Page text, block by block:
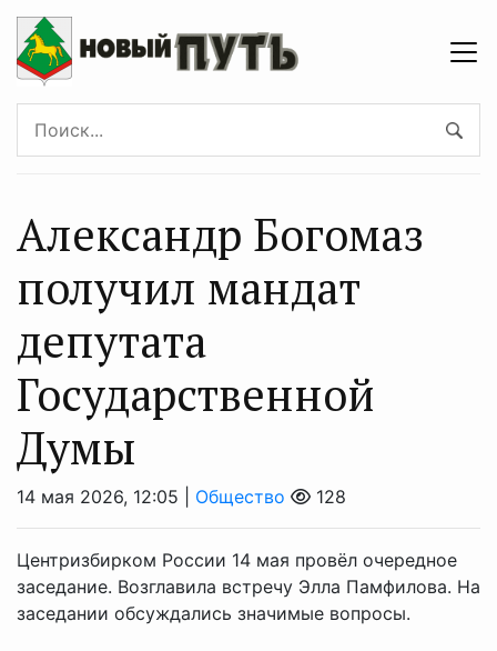
Александр Богомаз
получил мандат
депутата
Государственной
Думы
14 мая 2026, 12:05 | Общество 128
Центризбирком России 14 мая провёл очередное
заседание. Возглавила встречу Элла Памфилова. На
заседании обсуждались значимые вопросы.